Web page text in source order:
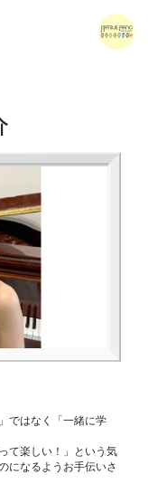
ではなく「一緒に学
て楽しい！」という気
になるようお手伝いさ